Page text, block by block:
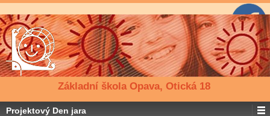
Základní škola Opava, Otická 18
Projektový Den jara